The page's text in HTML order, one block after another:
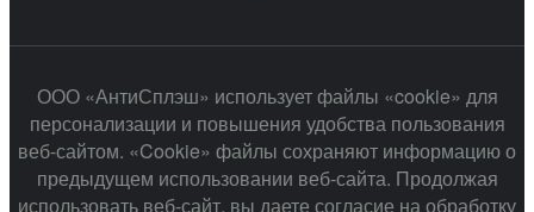
ООО «АнтиСплэш» использует файлы «cookie» для
персонализации и повышения удобства пользования
веб-сайтом. «Cookie» файлы сохраняют информацию о
предыдущем использовании веб-сайта. Продолжая
использовать веб-сайт, вы даете согласие на обработку